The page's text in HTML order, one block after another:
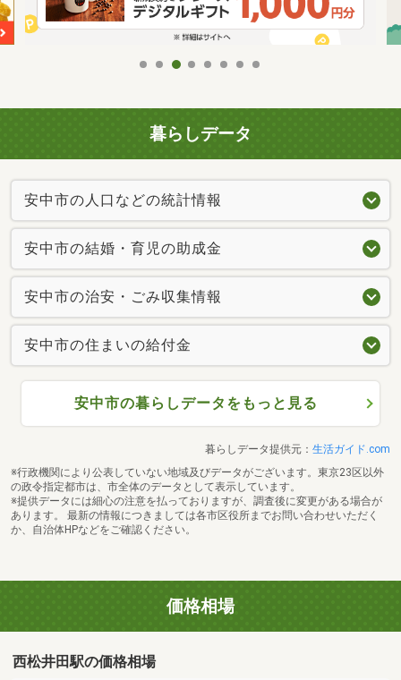
暮らしデータ
安中市の人口などの統計情報
安中市の結婚・育児の助成金
安中市の治安・ごみ収集情報
安中市の住まいの給付金
安中市の暮らしデータをもっと見る
暮らしデータ提供元： 生活ガイド.com
※行政機関により公表していない地域及びデータがございます。東京23区以外
の政令指定都市は、市全体のデータとして表示しています。
※提供データには細心の注意を払っておりますが、調査後に変更がある場合が
あります。 最新の情報につきましては各市区役所までお問い合わせいただく
か、自治体HPなどをご確認ください。
価格相場
西松井田駅の価格相場